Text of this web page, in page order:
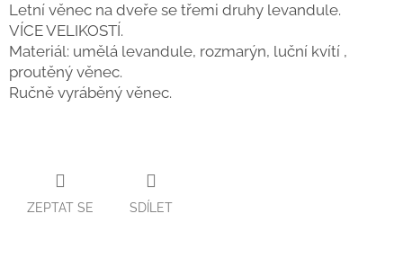
Letní věnec na dveře se třemi druhy levandule.
VÍCE VELIKOSTÍ.
Materiál: umělá levandule, rozmarýn, luční kvítí ,
proutěný věnec.
Ručně vyráběný věnec.
ZEPTAT SE SDÍLET